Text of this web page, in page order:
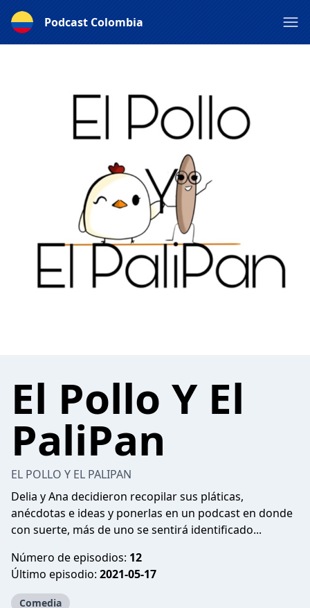
Podcast Colombia
El Pollo Y El
PaliPan
EL POLLO Y EL PALIPAN
Delia y Ana decidieron recopilar sus pláticas,
anécdotas e ideas y ponerlas en un podcast en donde
con suerte, más de uno se sentirá identificado...
Número de episodios: 12
Último episodio: 2021-05-17
Comedia